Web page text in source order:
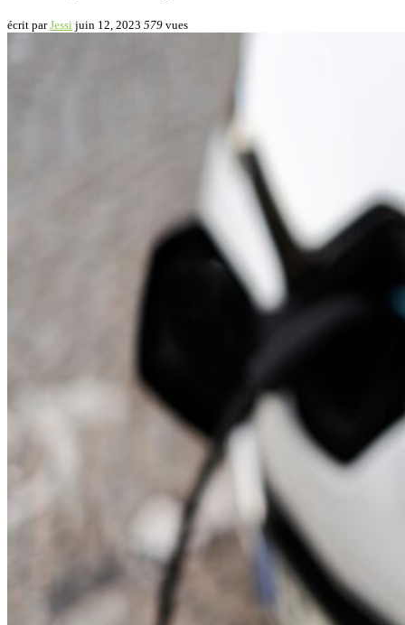
écrit parJessi juin 12, 2023 579 vues